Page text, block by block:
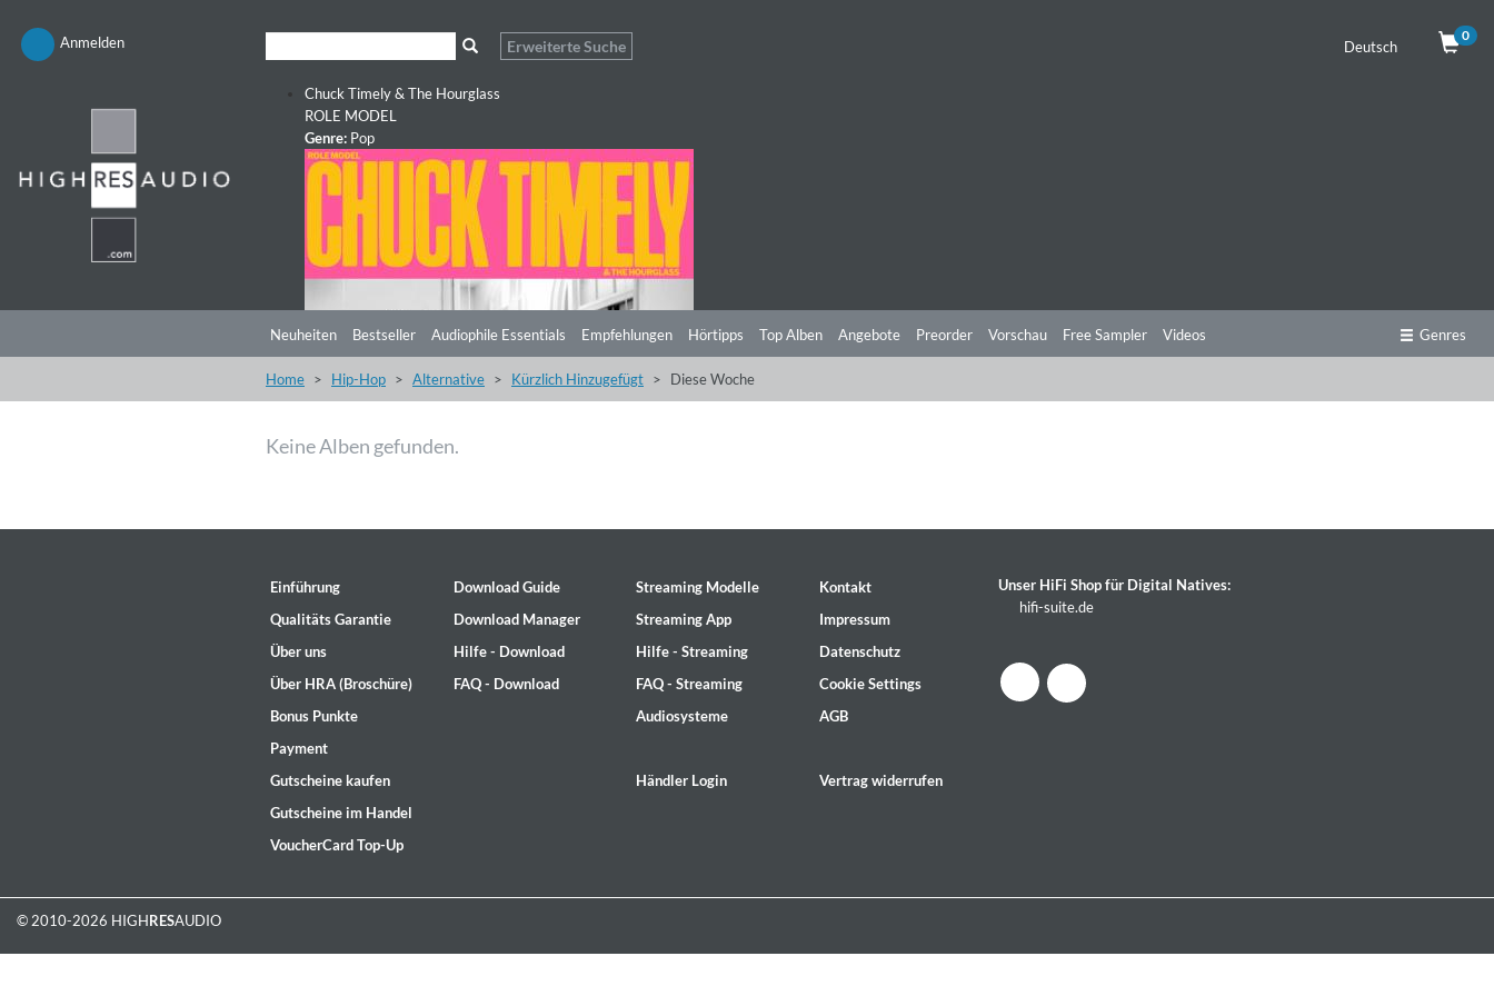
Anmelden Erweiterte Suche Deutsch
0
Chuck Timely & The Hourglass
ROLE MODEL
Genre: Pop
Genre:
Neuheiten Bestseller Audiophile Essentials Empfehlungen Hörtipps Top Alben Angebote Preorder Vorschau Free Sampler Videos Genres
Home Hip-Hop Alternative Kürzlich Hinzugefügt Diese Woche
Keine Alben gefunden.
Einführung
Qualitäts Garantie
Über uns
Über HRA (Broschüre)
Bonus Punkte
Payment
Gutscheine kaufen
Gutscheine im Handel
VoucherCard Top-Up
Download Guide
Download Manager
Hilfe - Download
FAQ - Download
Streaming Modelle
Streaming App
Hilfe - Streaming
FAQ - Streaming
Audiosysteme
Händler Login
Kontakt
Impressum
Datenschutz
Cookie Settings
AGB
Vertrag widerrufen
Unser HiFi Shop für Digital Natives:
hifi-suite.de
© 2010-2026 HIGHRESAUDIO